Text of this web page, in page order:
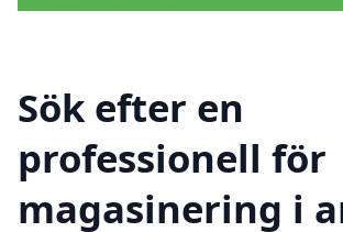
Sök efter en
professionell för
magasinering i